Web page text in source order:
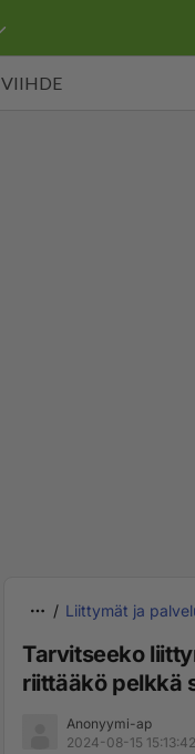
VIIHDE
Liittymät ja
Tarvitseeko
riittääkö pelkkä
Anonyymi-ap
2024-08-15 15:13:42